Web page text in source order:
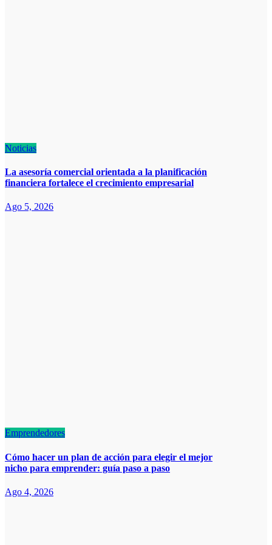
Noticias
La asesoría comercial orientada a la planificación
financiera fortalece el crecimiento empresarial
Ago 5, 2026
Emprendedores
Cómo hacer un plan de acción para elegir el mejor
nicho para emprender: guía paso a paso
Ago 4, 2026